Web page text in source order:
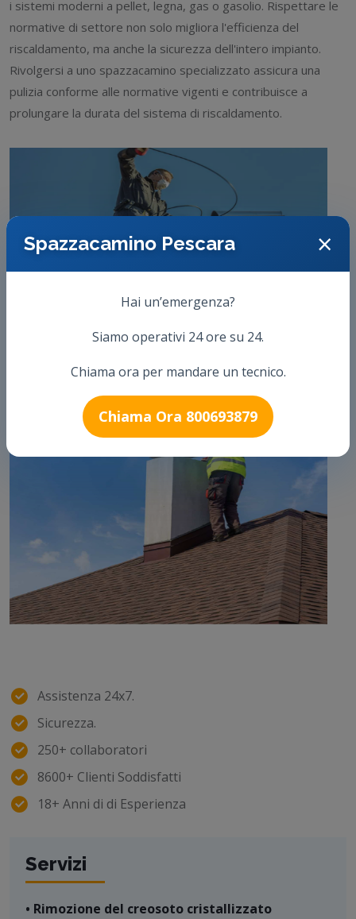
Spazzacamino Pescara ×
Hai un’emergenza?
Siamo operativi 24 ore su 24.
Chiama ora per mandare un tecnico.
Chiama Ora 800693879
i sistemi moderni a pellet, legna, gas o gasolio. Rispettare le
normative di settore non solo migliora l'efficienza del
riscaldamento, ma anche la sicurezza dell'intero impianto.
Rivolgersi a uno spazzacamino specializzato assicura una
pulizia conforme alle normative vigenti e contribuisce a
prolungare la durata del sistema di riscaldamento.
Assistenza 24x7.
Sicurezza.
250+ collaboratori
8600+ Clienti Soddisfatti
18+ Anni di di Esperienza
Servizi
• Rimozione del creosoto cristallizzato